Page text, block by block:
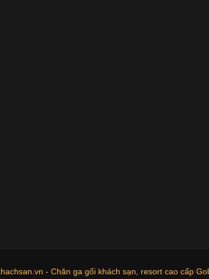
- Chăn ga gối khách sạn, resort cao cấp